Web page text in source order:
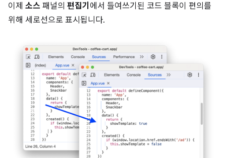
이제 소스 패널의 편집기 에서 들여쓰기된 코드 블록이 편의를
위해 세로선으로 표시됩니다.